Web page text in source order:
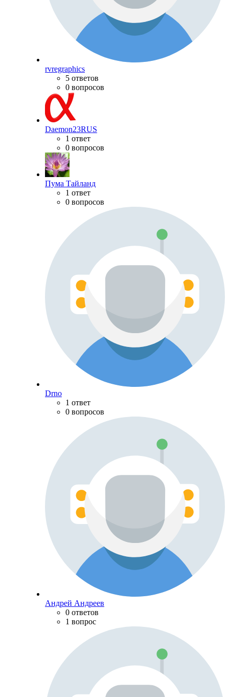
rvregraphics
5 ответов
0 вопросов
Daemon23RUS
1 ответ
0 вопросов
Пума Тайланд
1 ответ
0 вопросов
Drno
1 ответ
0 вопросов
Андрей Андреев
0 ответов
1 вопрос